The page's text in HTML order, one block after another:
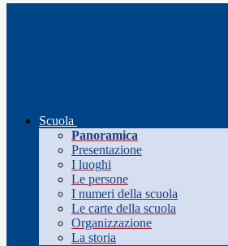
Scuola
Panoramica
Presentazione
I luoghi
Le persone
I numeri della scuola
Le carte della scuola
Organizzazione
La storia